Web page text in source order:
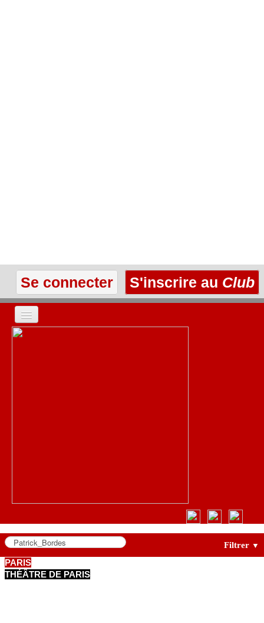
Se connecter S'inscrire au Club
Filtrer ▼
PARIS
THÉÂTRE DE PARIS